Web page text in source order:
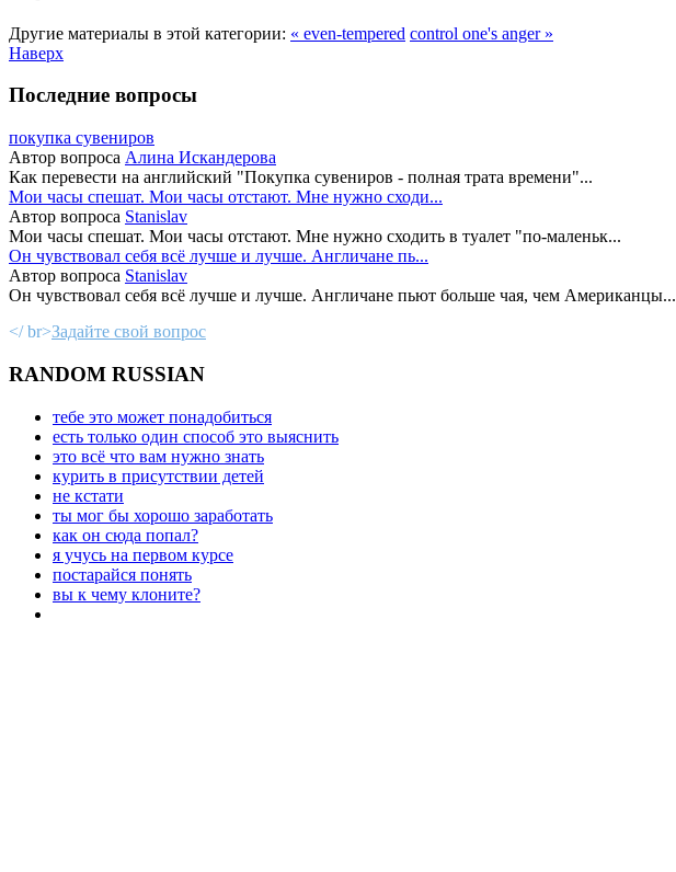
Другие материалы в этой категории: « even-tempered control one's anger »
Наверх
Последние вопросы
покупка сувениров
Автор вопроса Алина Искандерова
Как перевести на английский "Покупка сувениров - полная трата времени"...
Мои часы спешат. Мои часы отстают. Мне нужно сходи...
Автор вопроса Stanislav
Мои часы спешат. Мои часы отстают. Мне нужно сходить в туалет "по-маленьк...
Он чувствовал себя всё лучше и лучше. Англичане пь...
Автор вопроса Stanislav
Он чувствовал себя всё лучше и лучше. Англичане пьют больше чая, чем Американцы...
</ br>Задайте свой вопрос
RANDOM RUSSIAN
тебе это может понадобиться
есть только один способ это выяснить
это всё что вам нужно знать
курить в присутствии детей
не кстати
ты мог бы хорошо заработать
как он сюда попал?
я учусь на первом курсе
постарайся понять
вы к чему клоните?